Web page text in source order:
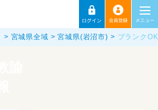
宮城県全域 宮城県(岩沼市) ブランク